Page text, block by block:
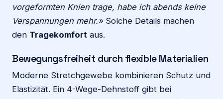
vorgeformten Knien trage, habe ich abends keine
Verspannungen mehr.» Solche Details machen
den Tragekomfort aus.
Bewegungsfreiheit durch flexible Materialien
Moderne Stretchgewebe kombinieren Schutz und
Elastizität. Ein 4-Wege-Dehnstoff gibt bei